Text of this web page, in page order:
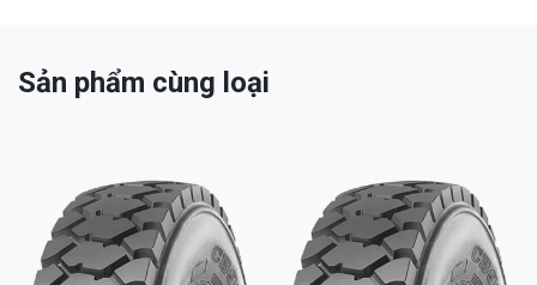
Sản phẩm cùng loại